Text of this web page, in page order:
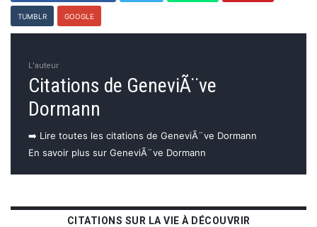
TUMBLR GOOGLE
L'auteur
Citations de GeneviÃ¨ve
Dormann
➡️ Lire toutes les citations de GeneviÃ¨ve Dormann
En savoir plus sur GeneviÃ¨ve Dormann
CITATIONS SUR LA VIE À DÉCOUVRIR